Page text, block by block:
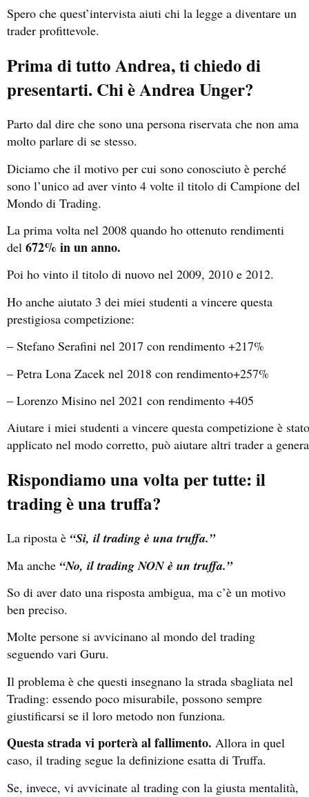
Spero che quest’intervista aiuti chi la legge a diventare un
trader profittevole.
Prima di tutto Andrea, ti chiedo di
presentarti. Chi è Andrea Unger?
Parto dal dire che sono una persona riservata che non ama
molto parlare di se stesso.
Diciamo che il motivo per cui sono conosciuto è perché
sono l’unico ad aver vinto 4 volte il titolo di Campione del
Mondo di Trading.
La prima volta nel 2008 quando ho ottenuto rendimenti
del 672% in un anno.
Poi ho vinto il titolo di nuovo nel 2009, 2010 e 2012.
Ho anche aiutato 3 dei miei studenti a vincere questa
prestigiosa competizione:
– Stefano Serafini nel 2017 con rendimento +217%
– Petra Lona Zacek nel 2018 con rendimento+257%
– Lorenzo Misino nel 2021 con rendimento +405
Aiutare i miei studenti a vincere questa competizione è
applicato nel modo corretto, può aiutare altri trader a
Rispondiamo una volta per tutte: il
trading è una truffa?
La riposta è “Sì, il trading è una truffa.”
Ma anche “No, il trading NON è un truffa.”
So di aver dato una risposta ambigua, ma c’è un motivo
ben preciso.
Molte persone si avvicinano al mondo del trading
seguendo vari Guru.
Il problema è che questi insegnano la strada sbagliata nel
Trading: essendo poco misurabile, possono sempre
giustificarsi se il loro metodo non funziona.
Questa strada vi porterà al fallimento. Allora in quel
caso, il trading segue la definizione esatta di Truffa.
Se, invece, vi avvicinate al trading con la giusta mentalità,